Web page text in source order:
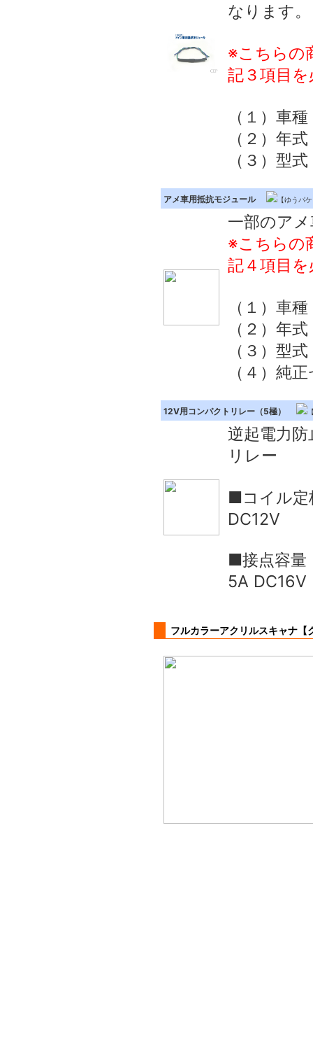
なります。
※こちらの
記３項目
（１）車
（２）年
（３）型
アメ車用抵抗モジュール 【ゆうパ
一部のア
※こちらの
記４項目
（１）車
（２）年
（３）型
（４）純
12V用コンパクトリレー（5極）
逆起電力
リレー
■コイル定
DC12V
■接点容量
5A DC16V
フルカラーアクリルスキャナ【